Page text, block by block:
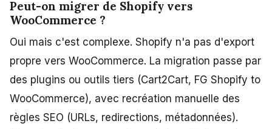
Peut-on migrer de Shopify vers
WooCommerce ?
Oui mais c'est complexe. Shopify n'a pas d'export
propre vers WooCommerce. La migration passe par
des plugins ou outils tiers (Cart2Cart, FG Shopify to
WooCommerce), avec recréation manuelle des
règles SEO (URLs, redirections, métadonnées).